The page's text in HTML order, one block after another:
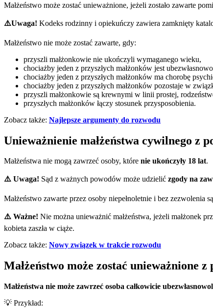
Małżeństwo może zostać unieważnione, jeżeli zostało zawarte
⚠️Uwaga! Kodeks rodzinny i opiekuńczy zawiera zamknięty
Małżeństwo nie może zostać zawarte, gdy:
przyszli małżonkowie nie ukończyli wymaganego wieku,
chociażby jeden z przyszłych małżonków jest
chociażby jeden z przyszłych małżonków ma chorobę
chociażby jeden z przyszłych małżonków pozostaje w
przyszli małżonkowie są krewnymi w linii prostej,
przyszłych małżonków łączy stosunek przysposobienia.
Zobacz także: Najlepsze argumenty do rozwodu
Unieważnienie małżeństwa cywilnego z
Małżeństwa nie mogą zawrzeć osoby, które nie ukończyły 18 lat.
⚠️ Uwaga! Sąd z ważnych powodów może udzielić zgody na
Małżeństwo zawarte przez osoby niepełnoletnie i bez zezwolenia
⚠️ Ważne! Nie można unieważnić małżeństwa, jeżeli małżonek
kobieta zaszła w ciąże.
Zobacz także: Nowy związek w trakcie rozwodu
Małżeństwo może zostać unieważnione
Małżeństwa nie może zawrzeć osoba całkowicie
💡 Przykład: